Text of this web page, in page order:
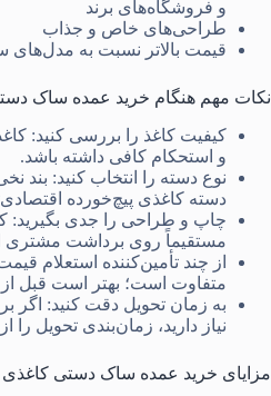
و فروشگاه‌های برند
طراحی‌های خاص و جذاب
قیمت بالاتر نسبت به مدل‌های
نکات مهم هنگام خرید عمده ساک
کیفیت کاغذ را بررسی کنید:
و استحکام کافی داشته باشد.
نوع دسته را انتخاب کنید: بند
دسته کاغذی پیچ‌خورده
چاپ و طراحی را جدی
مستقیماً روی برداشت مشتری
از چند تأمین‌کننده استعلام
متفاوت است؛ بهتر است قبل از
به زمان تحویل دقت کنید: اگر
نیاز دارید، زمان‌بندی تحویل را
مزایای خرید عمده ساک دستی